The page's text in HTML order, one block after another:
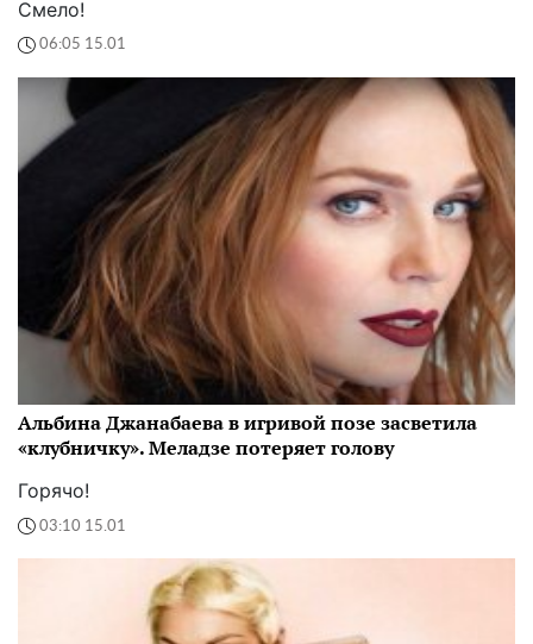
Смело!
06:05 15.01
Альбина Джанабаева в игривой позе засветила
«клубничку». Меладзе потеряет голову
Горячо!
03:10 15.01